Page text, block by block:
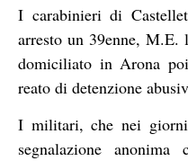
I carabinieri di
arresto un 39enne,
domiciliato in Arona
reato di detenzione
I militari, che nei giorni
segnalazione